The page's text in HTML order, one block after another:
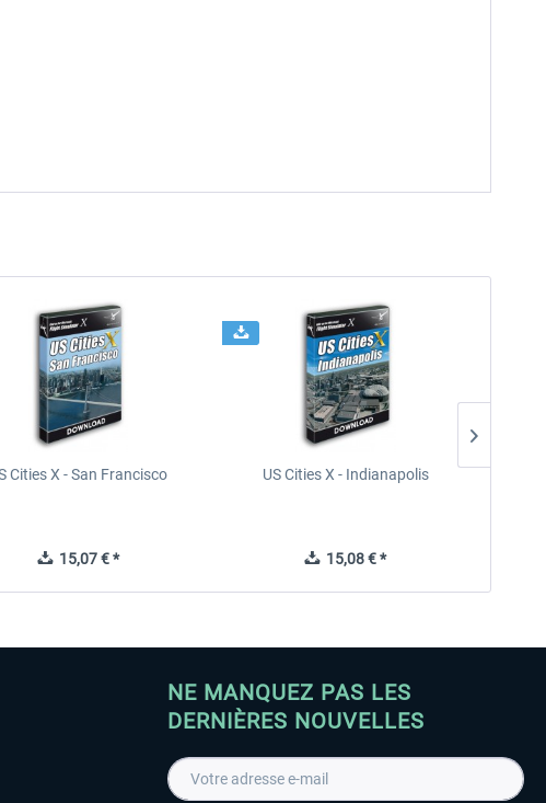
Cities X - San Francisco
15,07 € *
US Cities X - Indianapolis
15,08 € *
NE MANQUEZ PAS LES
DERNIÈRES NOUVELLES